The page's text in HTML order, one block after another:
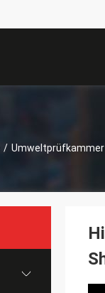
/ Umweltprüfkammer